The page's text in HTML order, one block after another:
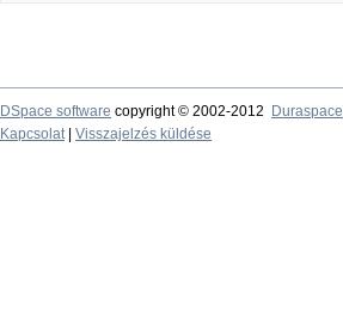
DSpace software copyright © 2002-2012
Duraspace
Kapcsolat| Visszajelzés küldése